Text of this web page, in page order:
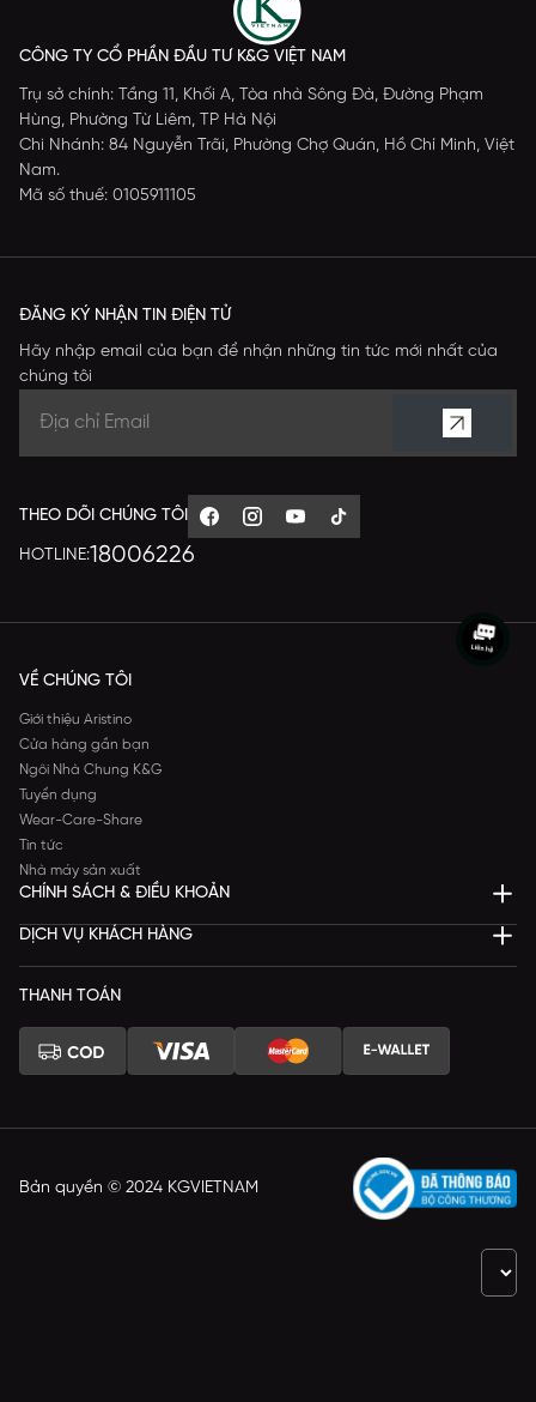
CÔNG TY CỔ PHẦN ĐẦU TƯ K&G VIỆT NAM
Trụ sở chính: Tầng 11, Khối A, Tòa nhà Sông Đà, Đường Phạm
Hùng, Phường Từ Liêm, TP Hà Nội
Chi Nhánh: 84 Nguyễn Trãi, Phường Chợ Quán, Hồ Chí Minh, Việt
Nam.
Mã số thuế: 0105911105
ĐĂNG KÝ NHẬN TIN ĐIỆN TỬ
Hãy nhập email của bạn để nhận những tin tức mới nhất của
chúng tôi
THEO DÕI CHÚNG TÔI
HOTLINE:18006226
VỀ CHÚNG TÔI
Giới thiệu Aristino
Cửa hàng gần bạn
Ngôi Nhà Chung K&G
Tuyển dụng
Wear-Care-Share
Tin tức
Nhà máy sản xuất
CHÍNH SÁCH & ĐIỀU KHOẢN
DỊCH VỤ KHÁCH HÀNG
THANH TOÁN
Bản quyền © 2024 KGVIETNAM